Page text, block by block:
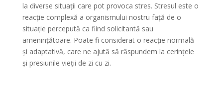
la diverse situații care pot provoca stres. Stresul este o
reacție complexă a organismului nostru față de o
situație percepută ca fiind solicitantă sau
amenințătoare. Poate fi considerat o reacție normală
și adaptativă, care ne ajută să răspundem la cerințele
și presiunile vieții de zi cu zi.